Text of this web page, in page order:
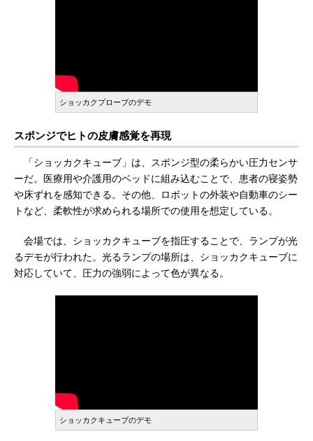
ショッカクプローブのデモ
スポンジでヒトの皮膚感覚を再現
「ショッカクキューブ」は、スポンジ型の柔らかい圧力センサ
ーだ。医療用や介護用のベッドに組み込むことで、患者の寝姿勢
や床ずれを感知できる。その他、ロボットの外装や自動車のシー
トなど、柔軟性が求められる場所での使用を想定している。
会場では、ショッカクキューブを指圧することで、ランプが光
るデモが行われた。光るランプの場所は、ショッカクキューブに
対応していて、圧力の強弱によって色が異なる。
ショッカクキューブのデモ